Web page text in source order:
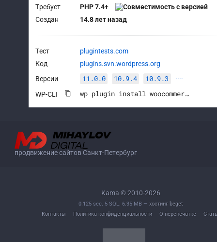
Требует
PHP 7.4+
Создан
14.8 лет назад
Тест
plugintests.com
Код
plugins.svn.wordpress.org
Версии
11.0.0 10.9.4 10.9.3 ····
WP-CLI wp plugin install woocommerce --activate
продвижение сайтов Санкт-Петербург
Kama © 2010-2026
0.125 sec. 5 SQL. 6.35 MB — хостинг beget
Контакты
Политика конфиденциальности О перепечатке